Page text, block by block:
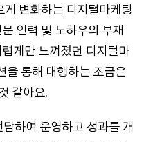
게 변화하는 디지털마케팅
인력 및 노하우의 부재
게만 느껴졌던 디지털마
을 통해 대행하는 조금은
같아요.
하여 운영하고 성과를 개